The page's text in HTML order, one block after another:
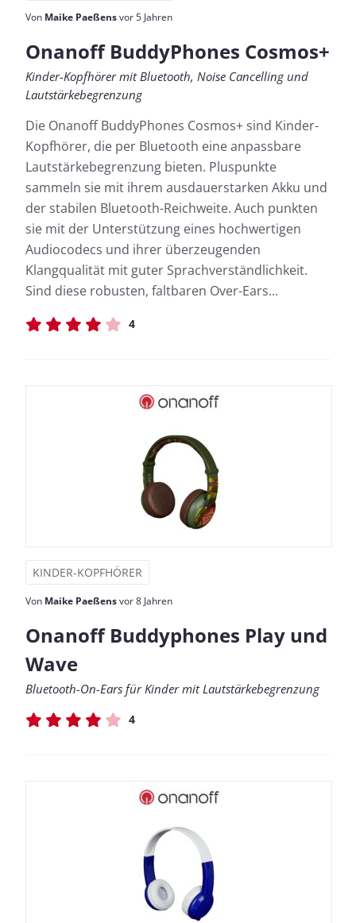
Von Maike Paeßensvor 5 Jahren
Onanoff BuddyPhones Cosmos+
Kinder-Kopfhörer mit Bluetooth, Noise Cancelling und
Lautstärkebegrenzung
Die Onanoff BuddyPhones Cosmos+ sind Kinder-
Kopfhörer, die per Bluetooth eine anpassbare
Lautstärkebegrenzung bieten. Pluspunkte
sammeln sie mit ihrem ausdauerstarken Akku und
der stabilen Bluetooth-Reichweite. Auch punkten
sie mit der Unterstützung eines hochwertigen
Audiocodecs und ihrer überzeugenden
Klangqualität mit guter Sprachverständlichkeit.
Sind diese robusten, faltbaren Over-Ears...
4
KINDER-KOPFHÖRER
Von Maike Paeßensvor 8 Jahren
Onanoff Buddyphones Play und
Wave
Bluetooth-On-Ears für Kinder mit Lautstärkebegrenzung
4